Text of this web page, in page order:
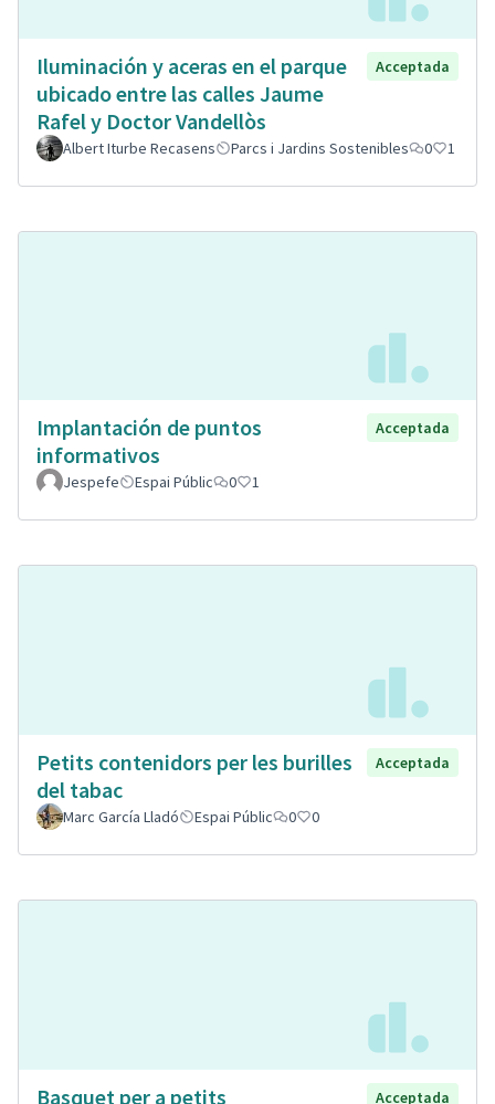
Iluminación y aceras en el parque
ubicado entre las calles Jaume
Rafel y Doctor Vandellòs
Acceptada
Albert Iturbe Recasens Parcs i Jardins Sostenibles 0 1
Implantación de puntos
informativos
Acceptada
Jespefe Espai Públic 0 1
Petits contenidors per les burilles
del tabac
Acceptada
Marc García Lladó Espai Públic 0 0
Basquet per a petits Acceptada